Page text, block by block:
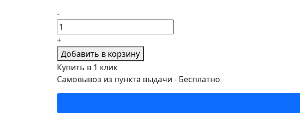
-
+
Добавить в корзину
Купить в 1 клик
Самовывоз из пункта выдачи - Бесплатно